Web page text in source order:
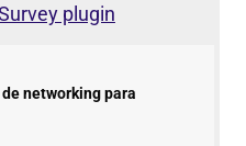
plugin
networking para